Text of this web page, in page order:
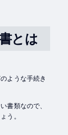
とは
ような手続き
書類なので、
う。